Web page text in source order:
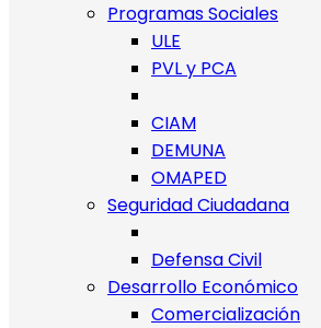
Programas Sociales
ULE
PVL y PCA
CIAM
DEMUNA
OMAPED
Seguridad Ciudadana
Defensa Civil
Desarrollo Económico
Comercialización